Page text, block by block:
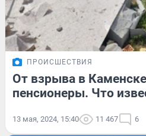
ПРОИСШЕСТВИЯ
От взрыва в
пенсионеры. Что
13 мая, 2024, 15:40 11 467 6